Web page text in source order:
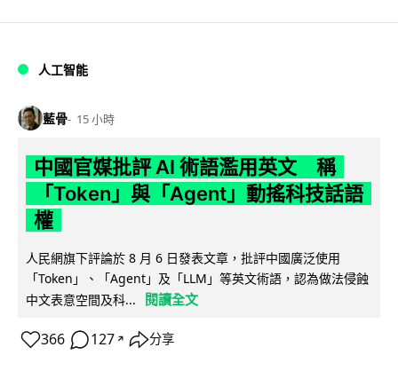
人工智能
藍骨 15 小時
中國官媒批評 AI 術語濫用英文 稱
「Token」與「Agent」動搖科技話語
權
人民網旗下評論於 8 月 6 日發表文章，批評中國廣泛使用
「Token」、「Agent」及「LLM」等英文術語，認為做法侵蝕
中文表意空間及科...
閱讀全文
366 127 ↗ 分享